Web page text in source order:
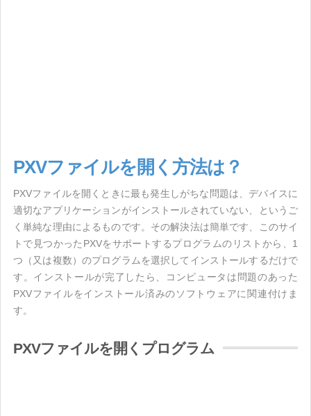
PXVファイルを開く方法は？
PXVファイルを開くときに最も発生しがちな問題は、デバイスに
適切なアプリケーションがインストールされていない、というご
く単純な理由によるものです。その解決法は簡単です、このサイ
トで見つかったPXVをサポートするプログラムのリストから、1
つ（又は複数）のプログラムを選択してインストールするだけで
す。インストールが完了したら、コンピュータは問題のあった
PXVファイルをインストール済みのソフトウェアに関連付けま
す。
PXVファイルを開くプログラム